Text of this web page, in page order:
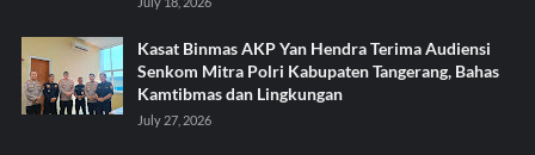
Kasat Binmas AKP Yan Hendra Terima Audiensi
Senkom Mitra Polri Kabupaten Tangerang, Bahas
Kamtibmas dan Lingkungan
July 27, 2026